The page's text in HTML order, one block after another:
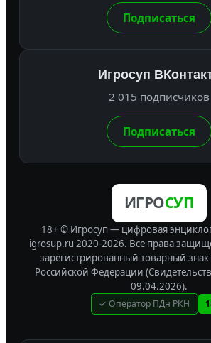
Подписаться
Игросуп
2 015 подписчиков
Подписаться
ИГРОСУП
18+ © Игросуп — цифровая
igrosup.ru 2020-2026. Все права
зарегистрированный товарный
Российской Федерации
09.04.2026).
✓ Оператор ПДн РКН